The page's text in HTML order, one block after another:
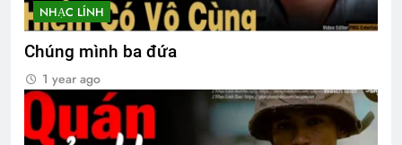
CSVSQ Nguyễn Văn Vĩnh K19
3 Years Ago
Ủy viên Xã Hội chúc Giáng Sinh & năm
mới
3 Years Ago
NHẠC LÍNH
Chúng mình ba đứa
1 year ago